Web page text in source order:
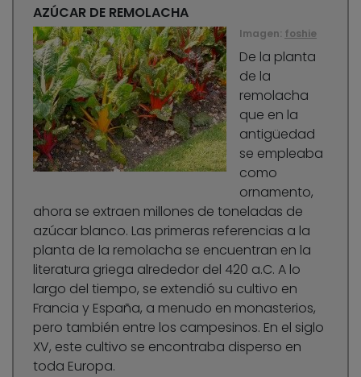
AZÚCAR DE REMOLACHA
Imagen: foshie
De la planta
de la
remolacha
que en la
antigüedad
se empleaba
como
ornamento,
ahora se extraen millones de toneladas de
azúcar blanco. Las primeras referencias a la
planta de la remolacha se encuentran en la
literatura griega alrededor del 420 a.C. A lo
largo del tiempo, se extendió su cultivo en
Francia y España, a menudo en monasterios,
pero también entre los campesinos. En el siglo
XV, este cultivo se encontraba disperso en
toda Europa.